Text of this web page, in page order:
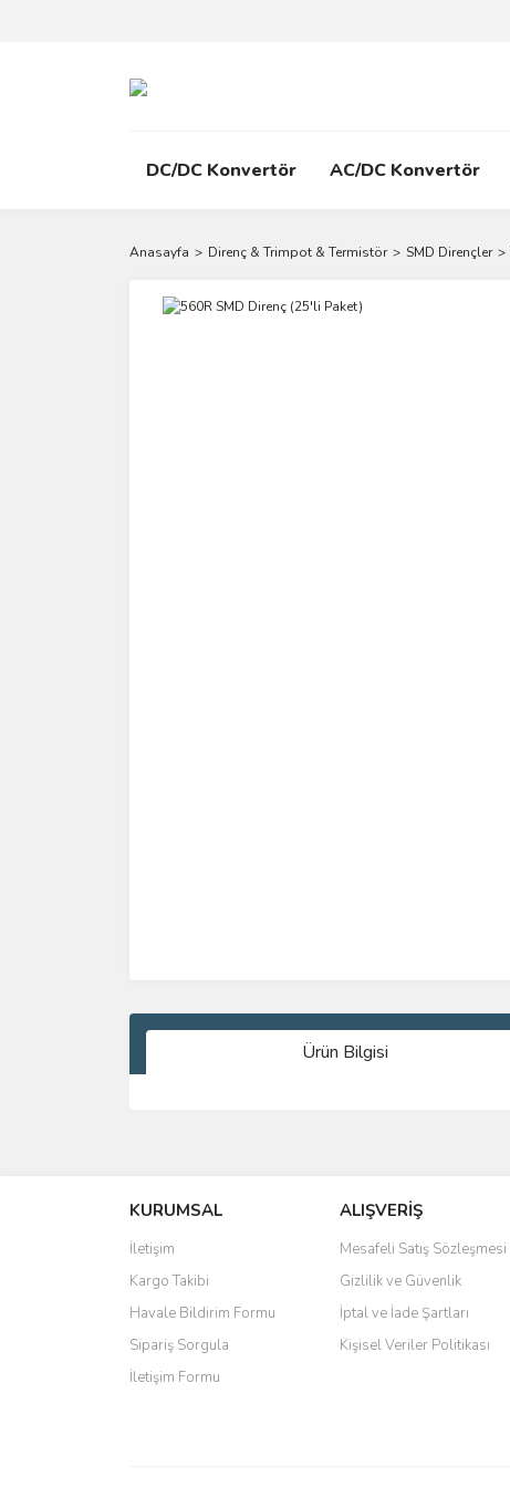
DC/DC Konvertör AC/DC Konvertör
Anasayfa Direnç & Trimpot & Termistör SMD Dirençler
Ürün Bilgisi
Ürün resmi kalitesiz, bozuk veya görüntülenemiyor.
Ürün açıklamasında eksik bilgiler bulunuyor.
Ürün bilgilerinde hatalar bulunuyor.
Ürün fiyatı diğer sitelerden daha pahalı.
Bu ürüne benzer farklı alternatifler olmalı.
KURUMSAL
İletişim
Kargo Takibi
Havale Bildirim Formu
Sipariş Sorgula
İletişim Formu
ALIŞVERİŞ
Mesafeli Satış Sözleşmesi
Gizlilik ve Güvenlik
İptal ve İade Şartları
Kişisel Veriler Politikası